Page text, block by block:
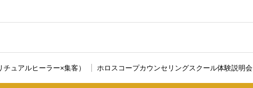
ュアルヒーラー×集客） ホロスコープカウンセリングスクール体験説明会